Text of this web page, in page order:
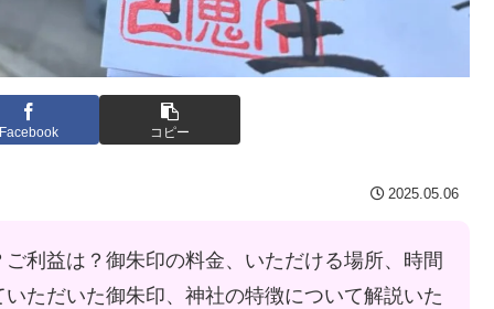
Facebook コピー
2025.05.06
利益は？御朱印の料金、いただける場所、時間
ただいた御朱印、神社の特徴について解説いた